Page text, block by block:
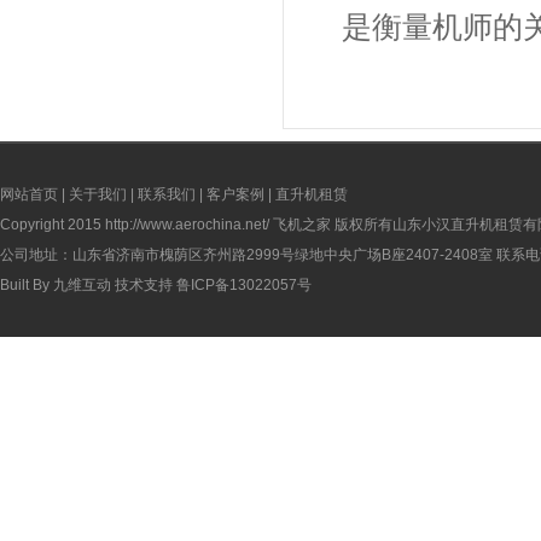
是衡量机师的
网站首页 关于我们 联系我们 客户案例
直升机租赁
Copyright 2015 http://www.aerochina.net/ 飞机之家 版权所有山东小汉直升机租赁有
公司地址：山东省济南市槐荫区齐州路2999号绿地中央广场B座2407-2408室 联系
Built By 九维互动 技术支持 鲁ICP备13022057号